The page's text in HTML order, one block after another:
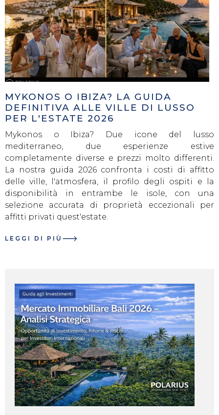
MYKONOS O IBIZA? LA GUIDA
DEFINITIVA ALLE VILLE DI LUSSO
PER L'ESTATE 2026
Mykonos o Ibiza? Due icone del lusso
mediterraneo, due esperienze estive
completamente diverse e prezzi molto differenti.
La nostra guida 2026 confronta i costi di affitto
delle ville, l'atmosfera, il profilo degli ospiti e la
disponibilità in entrambe le isole, con una
selezione accurata di proprietà eccezionali per
affitti privati ​​quest'estate.
LEGGI DI PIÙ